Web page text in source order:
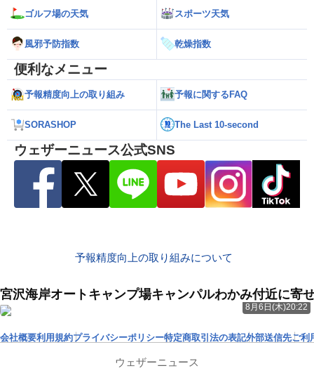
ゴルフ場の天気 スポーツ天気
風邪予防指数 乾燥指数
便利なメニュー
予報精度向上の取り組み 予報に関するFAQ
SORASHOP The Last 10-second
ウェザーニュース公式SNS
予報精度向上の取り組みについて
宮沢海岸オートキャンプ場キャンパルわかみ付近に寄
8月6日(木)20:22
会社概要利用規約プライバシーポリシー特定商取引法の表記外部送信先ご利
ウェザーニュース